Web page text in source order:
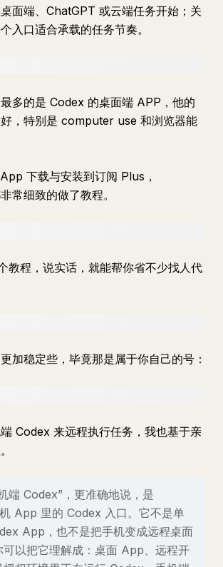
面端、ChatGPT 或云端任务开始；关
入口适合承载的任务节奏。
多的是 Codex 的桌面端 APP，他的
，特别是 computer use 和浏览器能
下载与安装到订阅 Plus，
常细致的做了教程。
教程，说实话，就能帮你省不少找人代
加稳定些，毕竟那是属于你自己的号：
Codex 来远程执行任务，我也基于亲
端 Codex”，更准确地说，是
App 里的 Codex 入口。它不是单
App，也不是把手机变成远程桌面
可以把它理解成：桌面 App、远程开